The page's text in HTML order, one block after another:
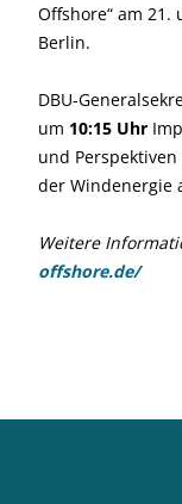
Offshore“ am
Berlin.
DBU-
um 10:15 Uhr
und
der Windenergie
Weitere
offshore.de/